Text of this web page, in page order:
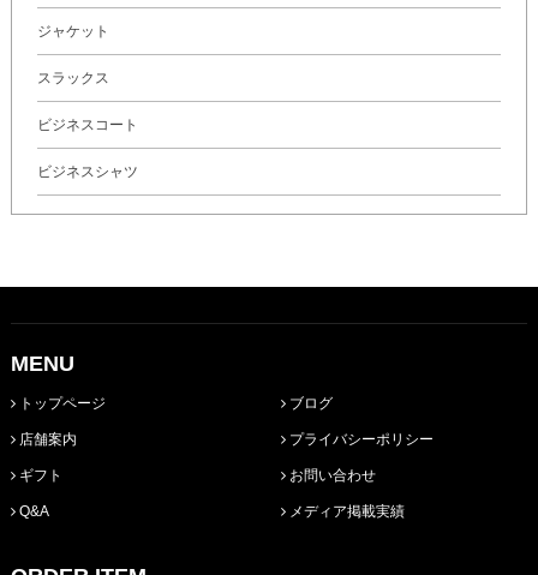
ジャケット
スラックス
ビジネスコート
ビジネスシャツ
MENU
トップページ
店舗案内
ギフト
Q&A
ブログ
プライバシーポリシー
お問い合わせ
メディア掲載実績